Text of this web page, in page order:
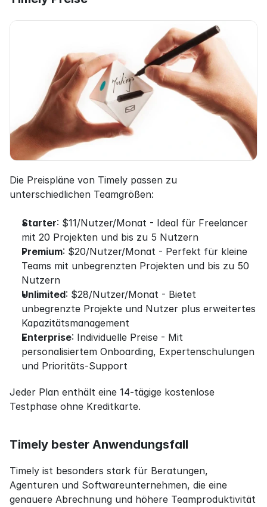
Die Preispläne von Timely passen zu
unterschiedlichen Teamgrößen:
Starter: $11/Nutzer/Monat - Ideal für Freelancer
mit 20 Projekten und bis zu 5 Nutzern
Premium: $20/Nutzer/Monat - Perfekt für kleine
Teams mit unbegrenzten Projekten und bis zu 50
Nutzern
Unlimited: $28/Nutzer/Monat - Bietet
unbegrenzte Projekte und Nutzer plus erweitertes
Kapazitätsmanagement
Enterprise: Individuelle Preise - Mit
personalisiertem Onboarding, Expertenschulungen
und Prioritäts-Support
Jeder Plan enthält eine 14-tägige kostenlose
Testphase ohne Kreditkarte.
Timely bester Anwendungsfall
Timely ist besonders stark für Beratungen,
Agenturen und Softwareunternehmen, die eine
genauere Abrechnung und höhere Teamproduktivität